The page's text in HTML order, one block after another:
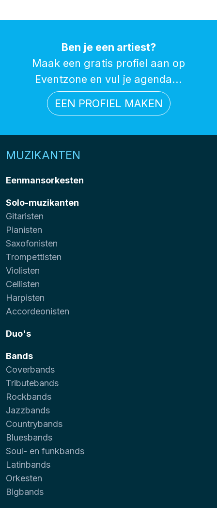
Ben je een artiest?
Maak een gratis profiel aan op
Eventzone en vul je agenda...
EEN PROFIEL MAKEN
MUZIKANTEN
Eenmansorkesten
Solo-muzikanten
Gitaristen
Pianisten
Saxofonisten
Trompettisten
Violisten
Cellisten
Harpisten
Accordeonisten
Duo's
Bands
Coverbands
Tributebands
Rockbands
Jazzbands
Countrybands
Bluesbands
Soul- en funkbands
Latinbands
Orkesten
Bigbands